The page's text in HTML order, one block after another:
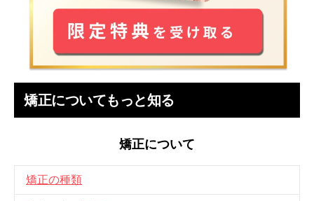
矯正についてもっと知る
矯正について
矯正の種類